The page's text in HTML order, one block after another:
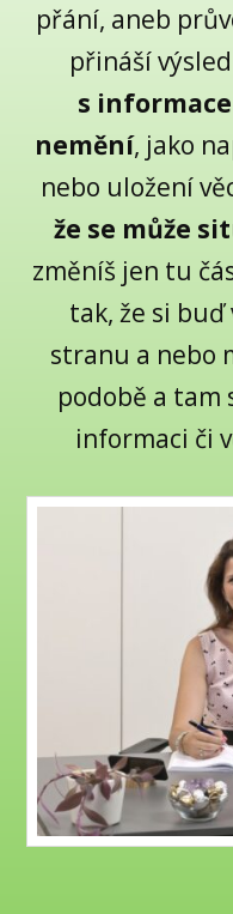
přání, aneb
přináší
s
nemění, jako
nebo uložení
že se může
změníš jen tu
tak, že si
stranu a nebo
podobě a tam
informaci či